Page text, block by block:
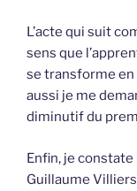
L’acte qui suit
sens que
se transforme en
aussi je me
diminutif du
Enfin, je constate
Guillaume